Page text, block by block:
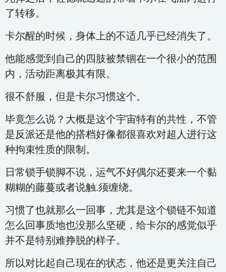
了转移。
卡尔醒的时候，身体上的不适几乎已经消失了。
他能感觉到自己的四肢被禁锢在一个很小的范围
内，活动距离极其有限。
很不舒服，但是卡尔习惯这个。
毕竟怎么说？大概是这个宇宙特有的共性，不管
是反派还是他的搭档好像都很喜欢对超人进行这
种拘束性质的限制。
日常锁手锁脚不说，运气不好偶尔还要来一个黏
糊糊的藤蔓或者说触.须缠绕。
习惯了也就那么一回事，尤其是这个锁链不知道
怎么回事质地也没那么坚硬，给卡尔的感觉似乎
并不是特别难挣脱的样子。
所以对比起自己现在的状态，他还是更关注自己